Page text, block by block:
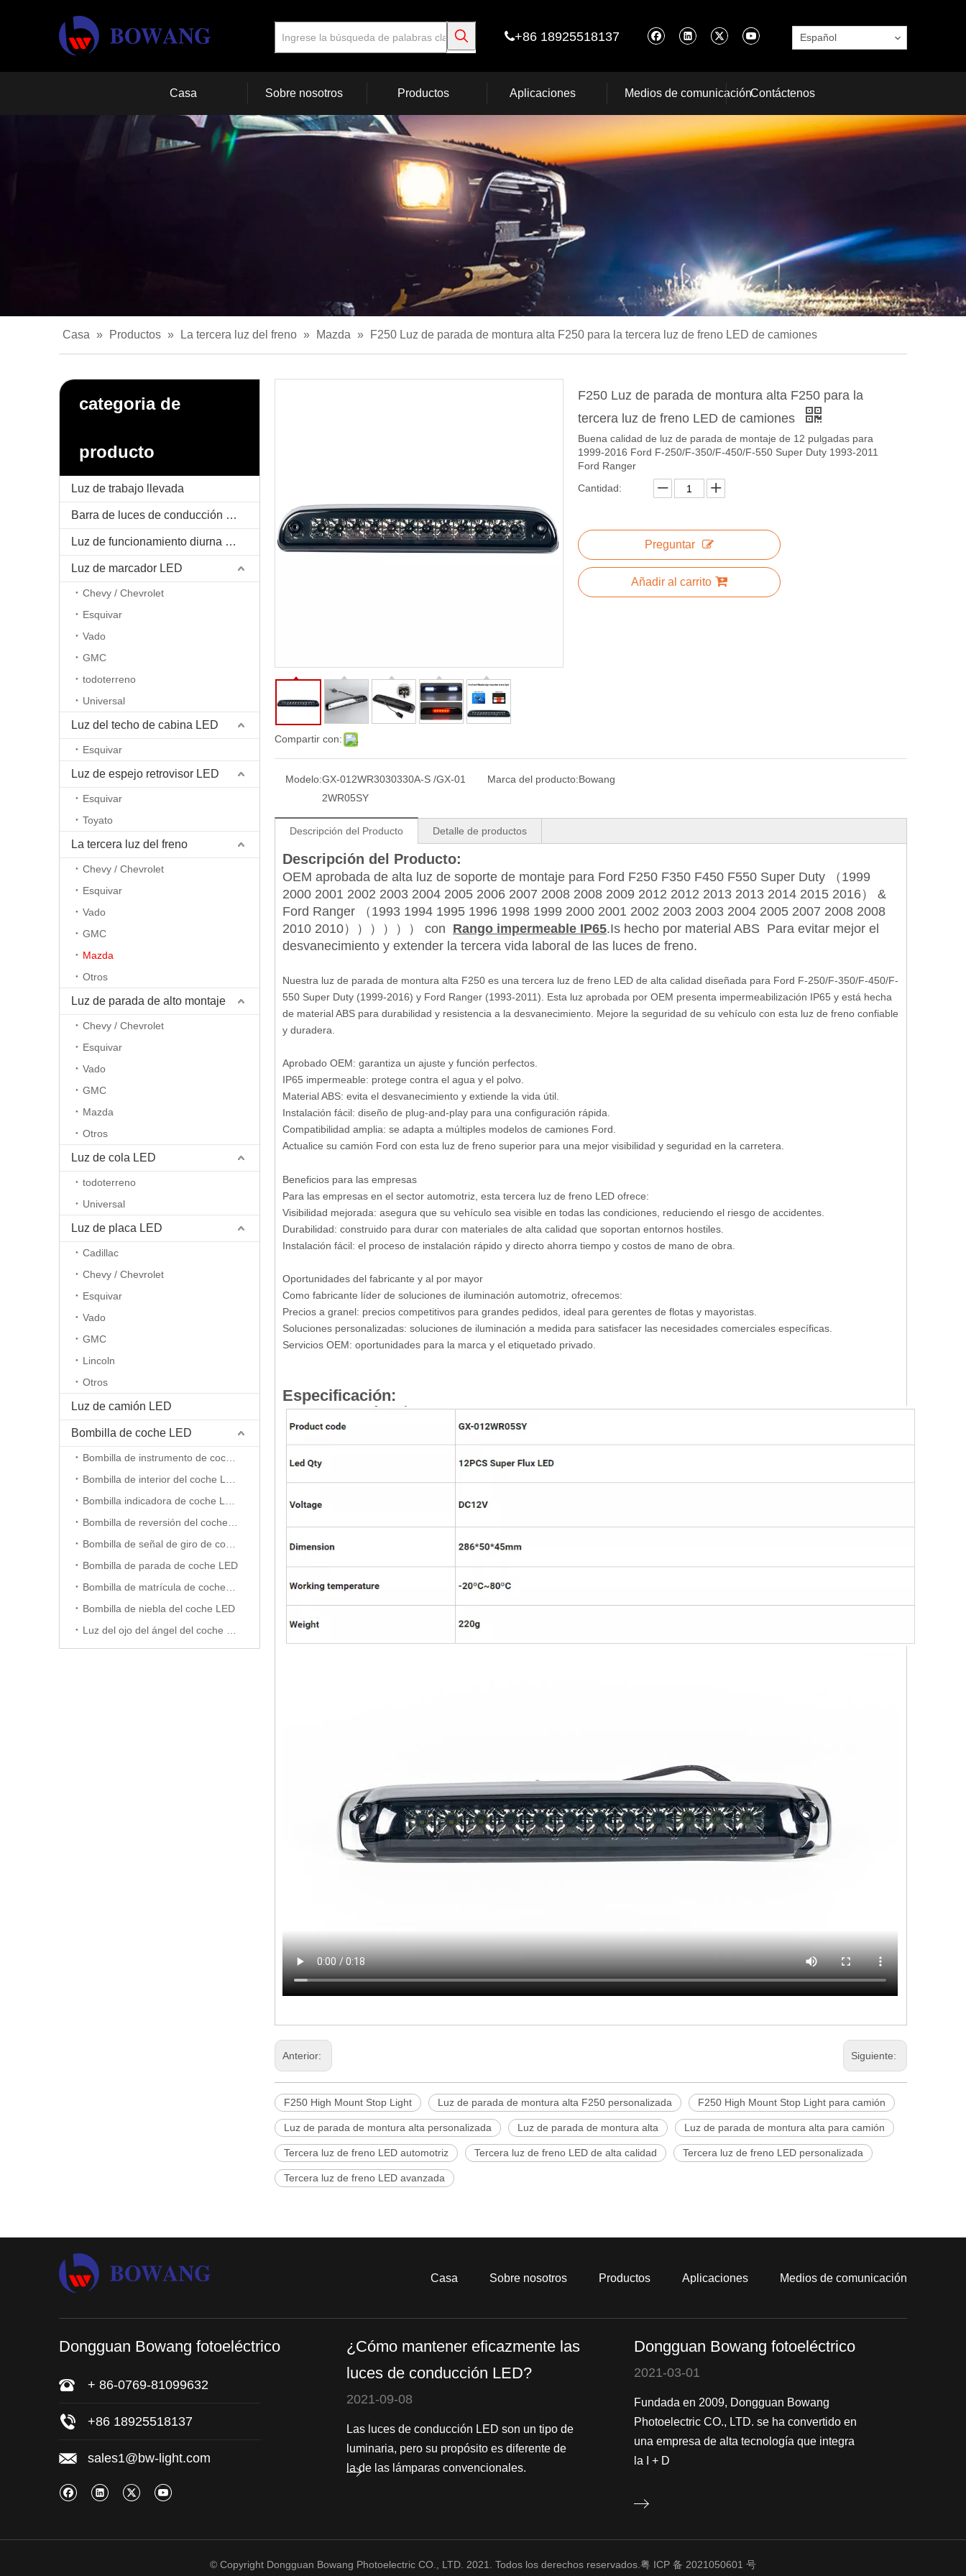
+86 18925518137 Español
Casa Sobre nosotros Productos Aplicaciones Medios de comunicaciónContáctenos
Casa » Productos » La tercera luz del freno » Mazda » F250 Luz de parada de montura alta F250 para la tercera luz de freno LED de camiones
categoria de
producto
Luz de trabajo llevada
Barra de luces de conducción LED
Luz de funcionamiento diurna LED / DRL
Luz de marcador LED
Chevy / Chevrolet
Esquivar
Vado
GMC
todoterreno
Universal
Luz del techo de cabina LED
Esquivar
Luz de espejo retrovisor LED
Esquivar
Toyato
La tercera luz del freno
Chevy / Chevrolet
Esquivar
Vado
GMC
Mazda
Otros
Luz de parada de alto montaje
Chevy / Chevrolet
Esquivar
Vado
GMC
Mazda
Otros
Luz de cola LED
todoterreno
Universal
Luz de placa LED
Cadillac
Chevy / Chevrolet
Esquivar
Vado
GMC
Lincoln
Otros
Luz de camión LED
Bombilla de coche LED
Bombilla de parada de coche LED
Bombilla de niebla del coche LED
Compartir con:
F250 Luz de parada de montura alta F250 para la
tercera luz de freno LED de camiones
Buena calidad de luz de parada de montaje de 12 pulgadas para
1999-2016 Ford F-250/F-350/F-450/F-550 Super Duty 1993-2011
Ford Ranger
Cantidad:
Preguntar
Añadir al carrito
Modelo:GX-012WR3030330A-S /GX-01
2WR05SY
Marca del producto:Bowang
Descripción del Producto Detalle de productos
Descripción del Producto:
OEM aprobada de alta luz de soporte de montaje para Ford F250 F350 F450 F550 Super Duty （1999
2000 2001 2002 2003 2004 2005 2006 2007 2008 2008 2009 2012 2012 2013 2013 2014 2015 2016） &
Ford Ranger （1993 1994 1995 1996 1998 1999 2000 2001 2002 2003 2003 2004 2005 2007 2008 2008
2010 2010）））））） con Rango impermeable IP65.Is hecho por material ABS Para evitar mejor el
desvanecimiento y extender la tercera vida laboral de las luces de freno.
Nuestra luz de parada de montura alta F250 es una tercera luz de freno LED de alta calidad diseñada para Ford F-250/F-350/F-450/F-
550 Super Duty (1999-2016) y Ford Ranger (1993-2011). Esta luz aprobada por OEM presenta impermeabilización IP65 y está hecha
de material ABS para durabilidad y resistencia a la desvanecimiento. Mejore la seguridad de su vehículo con esta luz de freno confiable
y duradera.
Aprobado OEM: garantiza un ajuste y función perfectos.
IP65 impermeable: protege contra el agua y el polvo.
Material ABS: evita el desvanecimiento y extiende la vida útil.
Instalación fácil: diseño de plug-and-play para una configuración rápida.
Compatibilidad amplia: se adapta a múltiples modelos de camiones Ford.
Actualice su camión Ford con esta luz de freno superior para una mejor visibilidad y seguridad en la carretera.
Beneficios para las empresas
Para las empresas en el sector automotriz, esta tercera luz de freno LED ofrece:
Visibilidad mejorada: asegura que su vehículo sea visible en todas las condiciones, reduciendo el riesgo de accidentes.
Durabilidad: construido para durar con materiales de alta calidad que soportan entornos hostiles.
Instalación fácil: el proceso de instalación rápido y directo ahorra tiempo y costos de mano de obra.
Oportunidades del fabricante y al por mayor
Como fabricante líder de soluciones de iluminación automotriz, ofrecemos:
Precios a granel: precios competitivos para grandes pedidos, ideal para gerentes de flotas y mayoristas.
Soluciones personalizadas: soluciones de iluminación a medida para satisfacer las necesidades comerciales específicas.
Servicios OEM: oportunidades para la marca y el etiquetado privado.
Especificación:
Anterior: Siguiente:
F250 High Mount Stop Light Luz de parada de montura alta F250 personalizada F250 High Mount Stop Light para camión
Luz de parada de montura alta personalizada Luz de parada de montura alta Luz de parada de montura alta para camión
Tercera luz de freno LED automotriz Tercera luz de freno LED de alta calidad Tercera luz de freno LED personalizada
Tercera luz de freno LED avanzada
Casa Sobre nosotros Productos Aplicaciones Medios de comunicación
Dongguan Bowang fotoeléctrico
+ 86-0769-81099632
+86 18925518137
sales1@bw-light.com
¿Cómo mantener eficazmente las
luces de conducción LED?
2021-09-08
Las luces de conducción LED son un tipo de
luminaria, pero su propósito es diferente de
la de las lámparas convencionales.
Dongguan Bowang fotoeléctrico
2021-03-01
Fundada en 2009, Dongguan Bowang
Photoelectric CO., LTD. se ha convertido en
una empresa de alta tecnología que integra
la I + D
© Copyright Dongguan Bowang Photoelectric CO., LTD. 2021. Todos los derechos reservados. 粤 ICP 备 2021050601 号